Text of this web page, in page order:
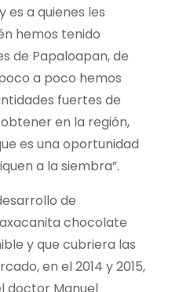
es a quienes les
hemos tenido
de Papaloapan, de
a poco hemos
fuertes de
en la región,
es una oportunidad
a la siembra”.
de
chocolate
y que cubriera las
en el 2014 y 2015,
doctor Manuel